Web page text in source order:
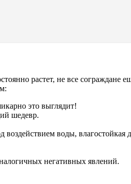
растет, не все сограждане
это выглядит!
шедевр.
воды, влагостойкая
негативных явлений.